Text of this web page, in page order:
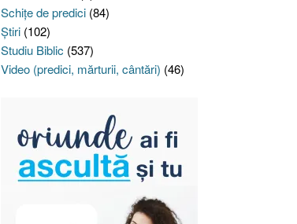
Schiţe de predici(84)
Ştiri(102)
Studiu Biblic (537)
Video (predici, mărturii, cântări) (46)